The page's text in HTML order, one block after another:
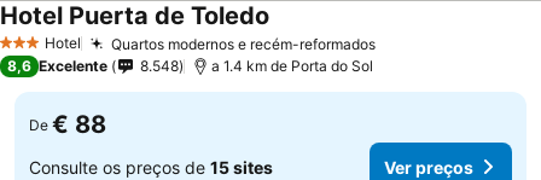
3 EstrelasHotel Quartos modernos e recém-reformados
Hotel Puerta de Toledo
8,6 Excelente 8.548 a 1.4 km de Porta do Sol
De € 88
Consulte os preços de 15 sites Ver preços